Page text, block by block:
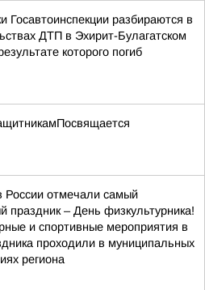
Госавтоинспекции разбираются в
ДТП в Эхирит-Булагатском
которого погиб
России отмечали самый
праздник – День физкультурника!
и спортивные мероприятия в
проходили в муниципальных
региона